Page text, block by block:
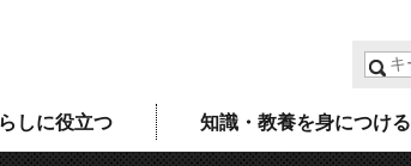
しに役立つ 知識・教養を身につける